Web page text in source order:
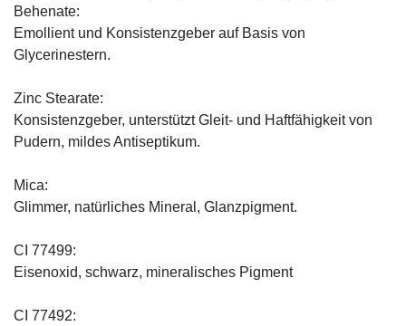
Behenate:
Emollient und Konsistenzgeber auf Basis von
Glycerinestern.
Zinc Stearate:
Konsistenzgeber, unterstützt Gleit- und Haftfähigkeit von
Pudern, mildes Antiseptikum.
Mica:
Glimmer, natürliches Mineral, Glanzpigment.
CI 77499:
Eisenoxid, schwarz, mineralisches Pigment
CI 77492: